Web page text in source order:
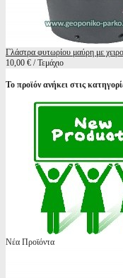
Γλάστρα φυτωρίου μαύρη με
10,00 € / Τεμάχιο
Το προϊόν ανήκει στις
Νέα Προϊόντα